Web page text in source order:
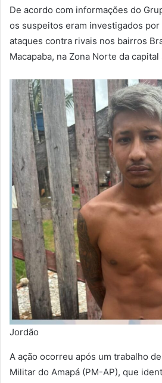
De acordo com informações do
os suspeitos eram investigados
ataques contra rivais nos bairros
Macapaba, na Zona Norte da capital
Jordão
A ação ocorreu após um trabalho
Militar do Amapá (PM-AP), que